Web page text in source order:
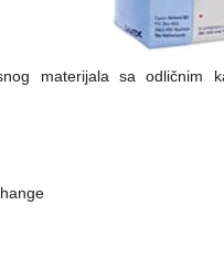
materijala sa odličnim